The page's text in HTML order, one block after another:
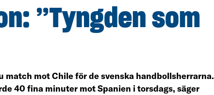
”Tyngden som
match mot Chile för de svenska handbollsherrarna.
40 fina minuter mot Spanien i torsdags, säger